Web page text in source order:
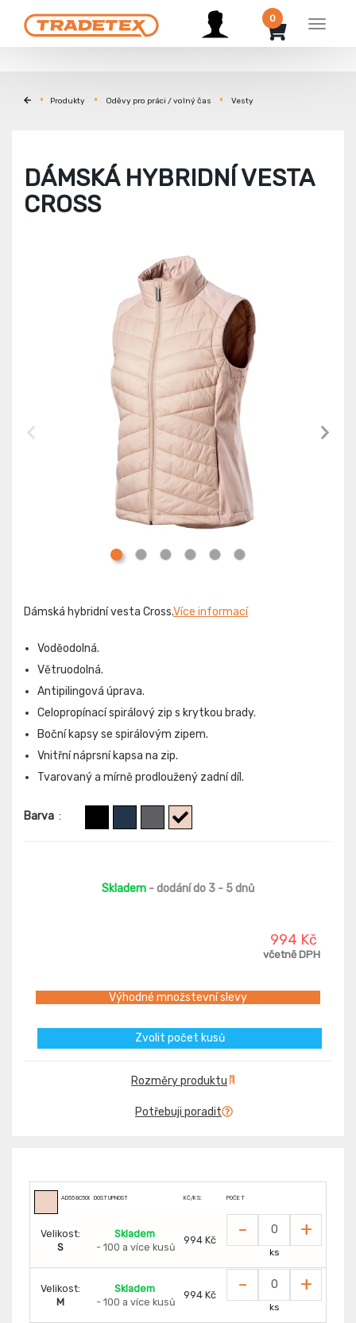
Menu
0
Produkty Oděvy pro práci / volný čas Vesty
DÁMSKÁ HYBRIDNÍ VESTA
CROSS
Dámská hybridní vesta Cross.Více informací
Voděodolná.
Větruodolná.
Antipilingová úprava.
Celopropínací spirálový zip s krytkou brady.
Boční kapsy se spirálovým zipem.
Vnitřní náprsní kapsa na zip.
Tvarovaný a mírně prodloužený zadní díl.
Barva :
Skladem - dodání do 3 - 5 dnů
994 Kč
včetně DPH
Výhodné množstevní slevy
Zvolit počet kusů
Rozměry produktu
Potřebuji poradit
AD558C500 DOSTUPNOST KČ/KS: POČET
Velikost:
S
Skladem
- 100 a více kusů
994 Kč - +
ks
Velikost:
M
Skladem
- 100 a více kusů
994 Kč - +
ks